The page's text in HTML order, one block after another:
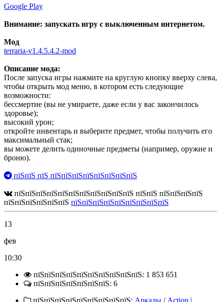
Google Play
Внимание: запускать игру с выключенным интернетом.
Мод
terraria-v1.4.5.4.2-mod
Описание мода:
После запуска игры нажмите на круглую кнопку вверху слева,
чтобы открыть мод меню, в котором есть следующие
возможности:
бессмертие (вы не умираете, даже если у вас закончилось
здоровье);
высокий урон;
откройте инвентарь и выберите предмет, чтобы получить его
максимальный стак;
вы можете делить одиночные предметы (например, оружие и
броню).
пїЅпїЅ пїЅ пїЅпїЅпїЅпїЅпїЅпїЅпїЅпїЅ
пїЅпїЅпїЅпїЅпїЅпїЅпїЅпїЅпїЅпїЅпїЅ пїЅпїЅ пїЅпїЅпїЅпїЅ
пїЅпїЅпїЅпїЅпїЅпїЅ пїЅпїЅпїЅпїЅпїЅпїЅпїЅпїЅпїЅ
13
фев
10:30
пїЅпїЅпїЅпїЅпїЅпїЅпїЅпїЅпїЅпїЅ: 1 853 651
пїЅпїЅпїЅпїЅпїЅпїЅпїЅ: 6